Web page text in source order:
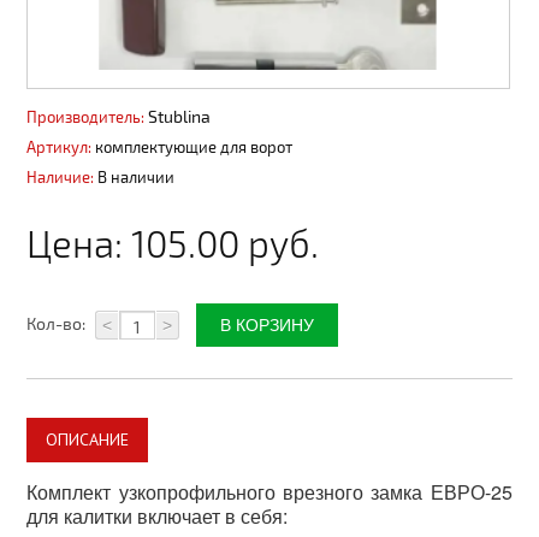
Водоотвод поверхностный
Водосточные системы
Материалы из ДПК
Металлопродукция
Материалы для благоустройства
Комплектующие для ворот
Производитель: Stublina
Артикул: комплектующие для ворот
Наличие: В наличии
Цена: 105.00 руб.
Кол-во: < >
ОПИСАНИЕ
Комплект узкопрофильного врезного замка ЕВРО-25
для калитки включает в себя: